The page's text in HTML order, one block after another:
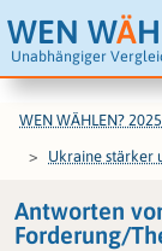
WEN WÄ
Unabhängiger
WEN WÄHLEN? 2025
Ukraine stärker
Antworten
Forderung/